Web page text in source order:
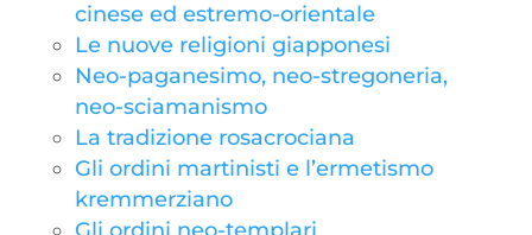
cinese ed estremo-orientale
Le nuove religioni giapponesi
Neo-paganesimo, neo-stregoneria,
neo-sciamanismo
La tradizione rosacrociana
Gli ordini martinisti e l’ermetismo
kremmerziano